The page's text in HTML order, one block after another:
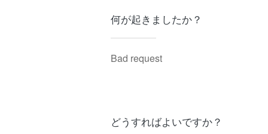
何が起きましたか？
Bad request
どうすればよいですか？